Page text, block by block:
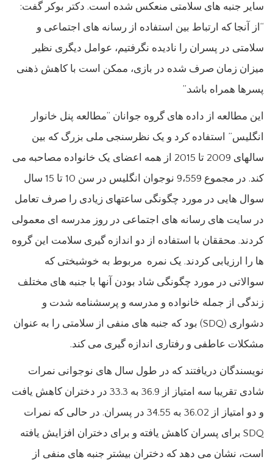
سایر جنبه های سلامتی منعکس شده است. دکتر بوکر گفت:
“از آنجا که ارتباط بین استفاده از رسانه های اجتماعی و
سلامتی در پسران را نادیده نگرفتیم، عوامل دیگری نظیر
میزان زمان صرف شده در بازی، ممکن است با کاهش ذهنی
پسرها همراه باشد.”
این مطالعه از داده های گروه جوانان “مطالعه پنل خانوار
انگلیس” استفاده کرد و یک نظرسنجی ملی بزرگ که بین
سالهای 2009 تا 2015 از همه اعضای یک خانواده مصاحبه می
کند. در مجموع 9،559 نوجوان انگلیس در سن 10 تا 15 سال
سوال هایی در مورد چگونگی ساعتهای زیادی را صرف تعامل
در سایت های رسانه های اجتماعی در روز مدرسه ای معمولی
کردند. محققان با استفاده از دو اندازه گیری سلامت این گروه
ها را ارزیابی کردند. یک نمره مربوط به خوشبختی که
سوالاتی در مورد چگونگی شاد بودن آنها با جنبه های مختلف
زندگی از جمله خانواده و مدرسه و پرسشنامه شدت و
دشواری (SDQ) بود که جنبه های منفی از سلامتی را به عنوان
مشکلات عاطفی و رفتاری اندازه گیری می کند.
نویسندگان دریافتند که در طول سال های نوجوانی نمرات
شادی تقریبا سه امتیاز از 36.9 به 33.3 در دختران کاهش یافت
و دو امتیاز از 36.02 به 34.55 در پسران. در حالی که نمرات
SDQ برای پسران کاهش یافته و برای دختران افزایش یافته
است، نشان می دهد که دختران بیشتر جنبه های منفی از